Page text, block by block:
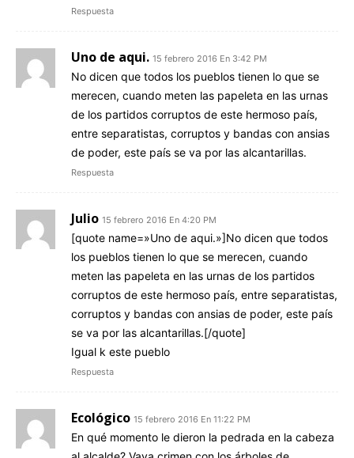
Respuesta
Uno de aqui. 15 febrero 2016 En 3:42 PM
No dicen que todos los pueblos tienen lo que se
merecen, cuando meten las papeleta en las urnas
de los partidos corruptos de este hermoso país,
entre separatistas, corruptos y bandas con ansias
de poder, este país se va por las alcantarillas.
Respuesta
Julio 15 febrero 2016 En 4:20 PM
[quote name=»Uno de aqui.»]No dicen que todos
los pueblos tienen lo que se merecen, cuando
meten las papeleta en las urnas de los partidos
corruptos de este hermoso país, entre separatistas,
corruptos y bandas con ansias de poder, este país
se va por las alcantarillas.[/quote]
Igual k este pueblo
Respuesta
Ecológico 15 febrero 2016 En 11:22 PM
En qué momento le dieron la pedrada en la cabeza